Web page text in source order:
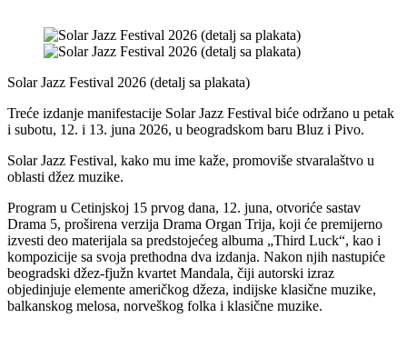
Solar Jazz Festival 2026 (detalj sa plakata)
Treće izdanje manifestacije Solar Jazz Festival biće održano u petak
i subotu, 12. i 13. juna 2026, u beogradskom baru Bluz i Pivo.
Solar Jazz Festival, kako mu ime kaže, promoviše stvaralaštvo u
oblasti džez muzike.
Program u Cetinjskoj 15 prvog dana, 12. juna, otvoriće sastav
Drama 5, proširena verzija Drama Organ Trija, koji će premijerno
izvesti deo materijala sa predstojećeg albuma „Third Luck“, kao i
kompozicije sa svoja prethodna dva izdanja. Nakon njih nastupiće
beogradski džez-fjužn kvartet Mandala, čiji autorski izraz
objedinjuje elemente američkog džeza, indijske klasične muzike,
balkanskog melosa, norveškog folka i klasične muzike.